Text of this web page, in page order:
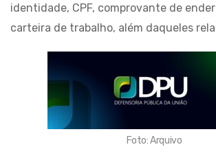
identidade, CPF, comprovante de
carteira de trabalho, além daqueles
Foto: Arquivo